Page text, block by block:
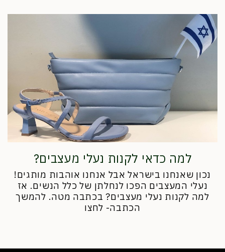
למה כדאי לקנות נעלי מעצבים?
נכון שאנחנו בישראל אבל אנחנו אוהבות מותגים!
נעלי המעצבים הפכו לנחלתן של כלל הנשים. אז
למה לקנות נעלי מעצבים? בכתבה מטה. להמשך
הכתבה- לחצו